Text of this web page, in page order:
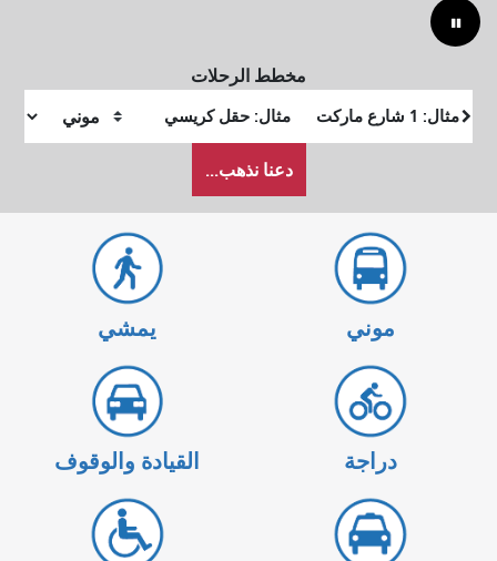
مخطط الرحلات
البداية
النهاية
أرغب
في
دعنا نذهب...
موني يمشي
دراجة القيادة والوقوف